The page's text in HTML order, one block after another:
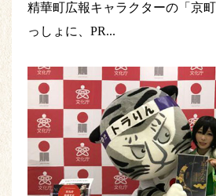
精華町広報キャラクターの「京
っしょに、PR...